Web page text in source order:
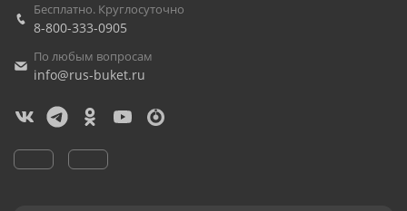
Бесплатно. Круглосуточно
8-800-333-0905
По любым вопросам
info@rus-buket.ru